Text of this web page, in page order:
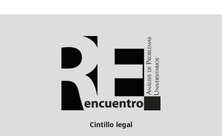
Cintillo legal